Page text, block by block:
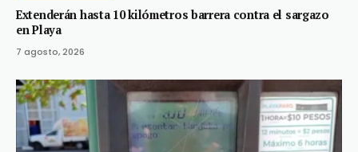
Extenderán hasta 10 kilómetros barrera contra el sargazo
en Playa
7 agosto, 2026